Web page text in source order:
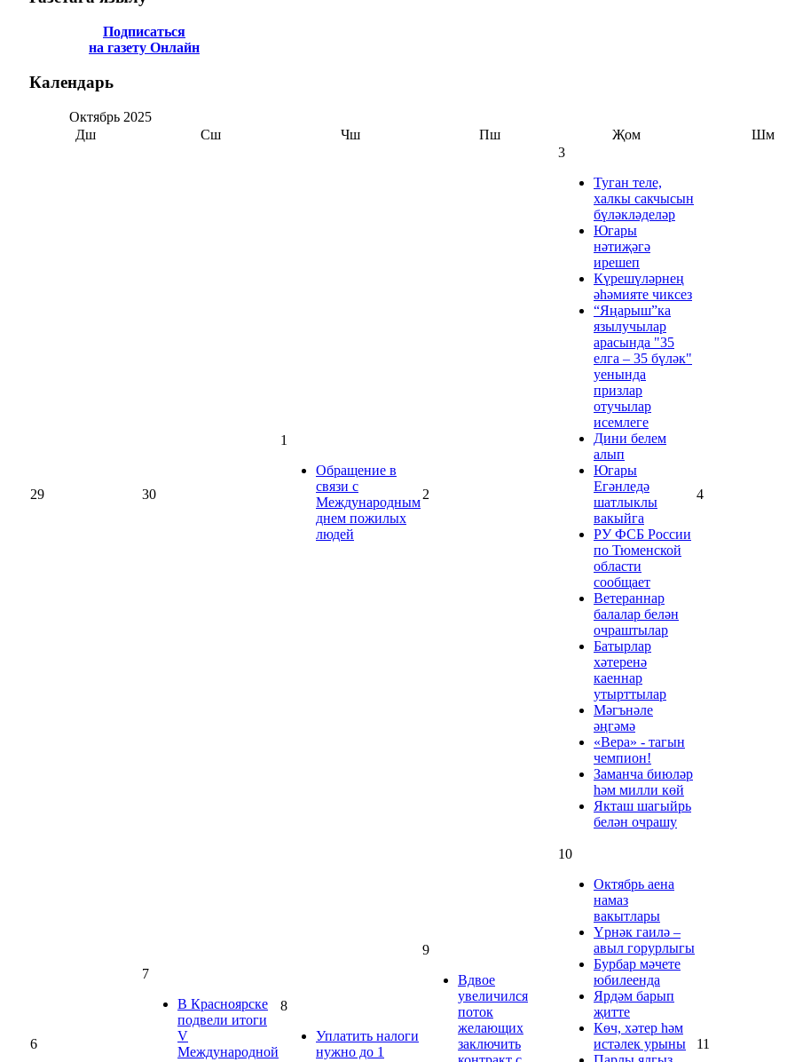
Подписаться
на газету Онлайн
Календарь
Октябрь 2025
Дш
Сш Чш Пш Җом Шм
29 30
1
Обращение в
связи с
Международным
днем пожилых
людей
2
3
Туган теле,
халкы сакчысын
бүләкләделәр
Югары
нәтиҗәгә
ирешеп
Күрешүләрнең
әһәмияте чиксез
“Яңарыш”ка
язылучылар
арасында "35
елга – 35 бүләк"
уенында
призлар
отучылар
исемлеге
Дини белем
алып
Югары
Егәнледә
шатлыклы
вакыйга
РУ ФСБ России
по Тюменской
области
сообщает
Ветераннар
балалар белән
очраштылар
Батырлар
хәтеренә
каеннар
утырттылар
Мәгънәле
әңгәмә
«Вера» - тагын
чемпион!
Заманча биюләр
һәм милли көй
Якташ шагыйрь
белән очрашу
4
6
7
В Красноярске
подвели итоги
V
Международной
8
Уплатить налоги
нужно до 1
9
Вдвое
увеличился
поток
желающих
заключить
10
Октябрь аена
намаз
вакытлары
Үрнәк гаилә –
авыл горурлыгы
Бурбар мәчете
юбилеенда
Ярдәм барып
җитте
Көч, хәтер һәм
истәлек урыны
11